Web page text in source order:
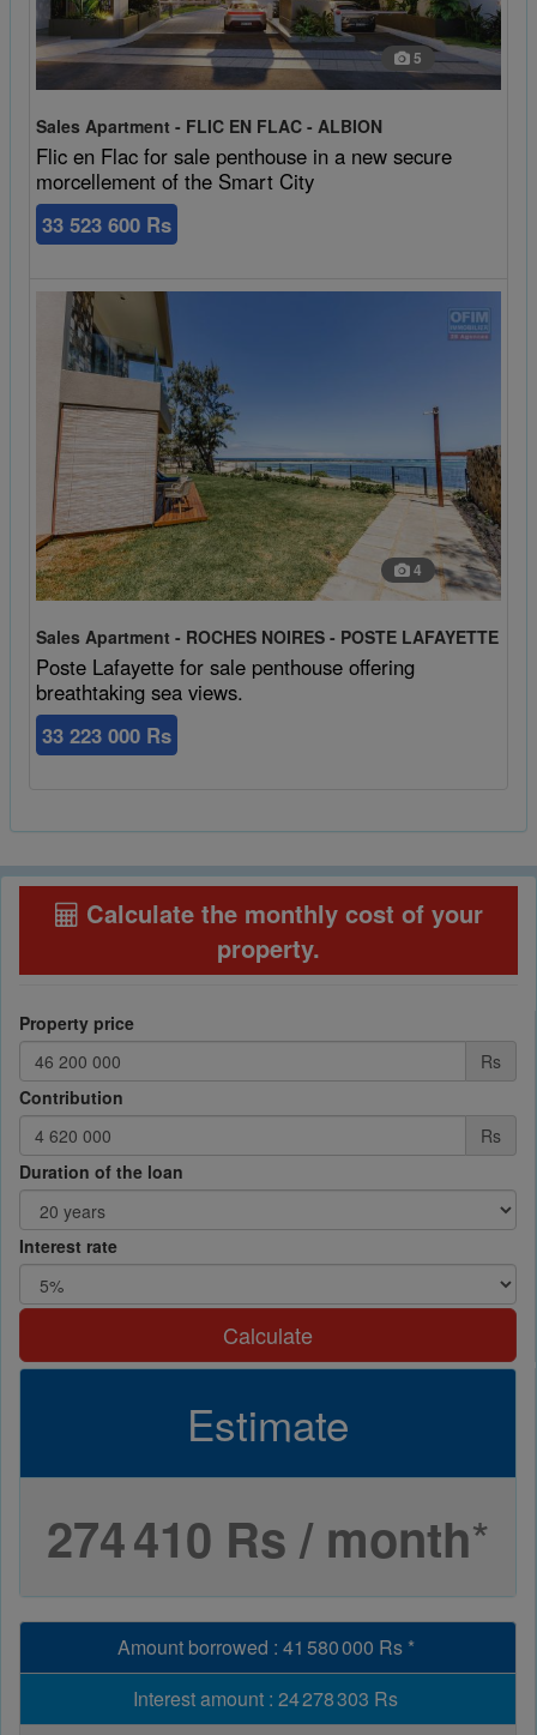
5
Sales Apartment - FLIC EN FLAC - ALBION
Flic en Flac for sale penthouse in a new secure
morcellement of the Smart City
33 523 600 Rs
4
Sales Apartment - ROCHES NOIRES - POSTE LAFAYETTE
Poste Lafayette for sale penthouse offering
breathtaking sea views.
33 223 000 Rs
Calculate the monthly cost of your
property.
Property price
Rs
Contribution
Rs
Duration of the loan
Interest rate
Calculate
Estimate
274 410 Rs / month*
Amount borrowed : 41 580 000 Rs*
Interest amount : 24 278 303 Rs